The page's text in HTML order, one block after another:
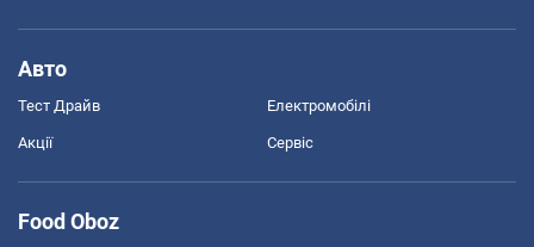
Авто
Тест Драйв Електромобілі
Акції Сервіс
Food Oboz